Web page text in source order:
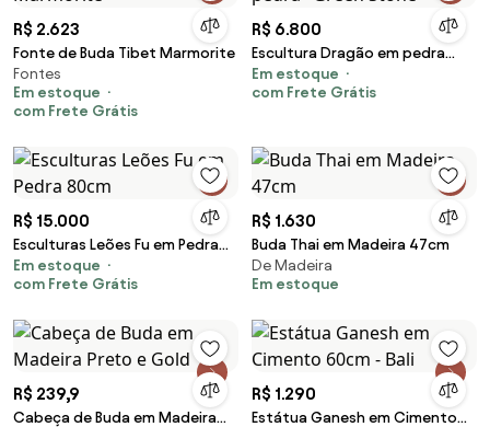
R$ 2.623
Fonte de Buda Tibet Marmorite
Fontes
Em estoque
com Frete Grátis
R$ 6.800
Escultura Dragão em pedra
"Green Stone"
Em estoque
com Frete Grátis
R$ 15.000
Esculturas Leões Fu em Pedra
80cm
Em estoque
com Frete Grátis
R$ 1.630
Buda Thai em Madeira 47cm
De Madeira
Em estoque
R$ 239,9
Cabeça de Buda em Madeira
R$ 1.290
Estátua Ganesh em Cimento